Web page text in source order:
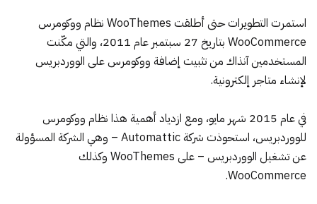
استمرت التطويرات حتى أطلقت WooThemes نظام ووكومرس
WooCommerce بتاريخ
27 سبتمبر عام 2011
، والتي مكّنت
المستخدمين آنذاك من تثبيت إضافة ووكومرس على الووردبريس
لإنشاء متاجر إلكترونية.
في عام 2015 شهر مايو، ومع ازدياد أهمية هذا نظام ووكومرس
للووردبريس، استحوذت شركة Automattic
– وهي الشركة المسؤولة
عن تشغيل الووردبريس – على WooThemes وكذلك
WooCommerce.